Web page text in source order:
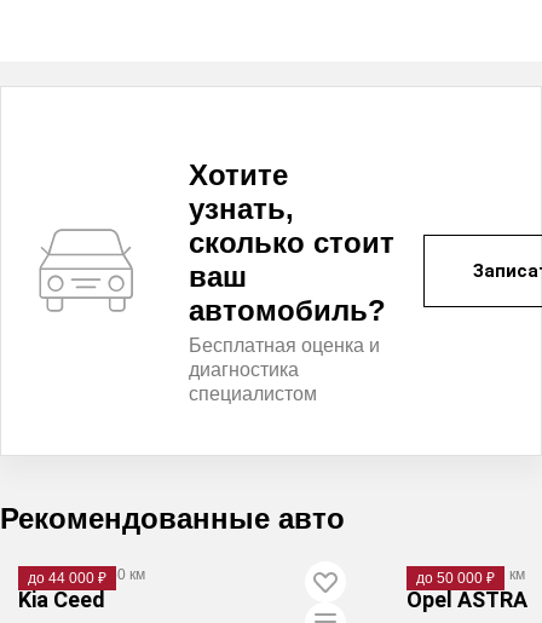
Хотите
узнать,
сколько стоит
ваш
автомобиль?
Бесплатная оценка и
диагностика
специалистом
Рекомендованные авто
до 44 000 ₽
2012· 177 450 км
Kia Ceed
до 50 000 ₽
2020· 98 712 км
Opel ASTRA